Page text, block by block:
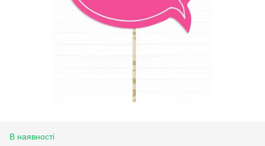
В наявності